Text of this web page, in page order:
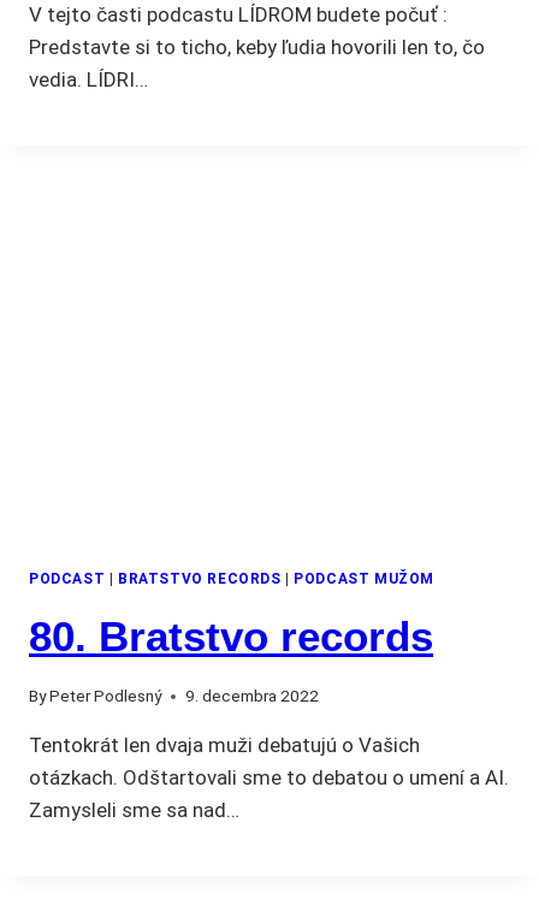
V tejto časti podcastu LÍDROM budete počuť :
Predstavte si to ticho, keby ľudia hovorili len to, čo
vedia. LÍDRI…
PODCAST | BRATSTVO RECORDS | PODCAST MUŽOM
80. Bratstvo records
ByPeter Podlesný 9. decembra 2022
Tentokrát len dvaja muži debatujú o Vašich
otázkach. Odštartovali sme to debatou o umení a AI.
Zamysleli sme sa nad…